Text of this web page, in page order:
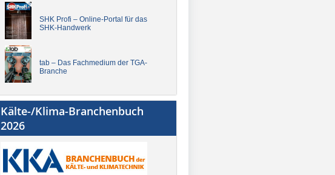
SHK Profi – Online-Portal für das
SHK-Handwerk
tab – Das Fachmedium der TGA-
Branche
Kälte-/Klima-Branchenbuch
2026